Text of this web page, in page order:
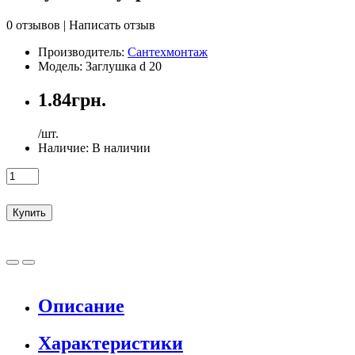
0 отзывов | Написать отзыв
Производитель: Сантехмонтаж
Модель: Заглушка d 20
1.84грн.
/шт.
Наличие: В наличии
Купить
Описание
Характеристики